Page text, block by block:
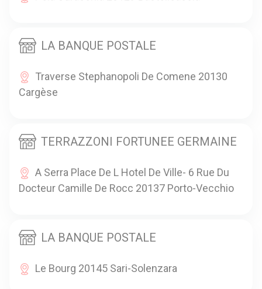
LA BANQUE POSTALE
Traverse Stephanopoli De Comene 20130
Cargèse
TERRAZZONI FORTUNEE GERMAINE
A Serra Place De L Hotel De Ville- 6 Rue Du
Docteur Camille De Rocc 20137 Porto-Vecchio
LA BANQUE POSTALE
Le Bourg 20145 Sari-Solenzara